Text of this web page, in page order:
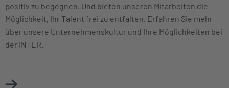
positiv zu begegnen. Und bieten unseren Mitarbeiten die
Möglichkeit, Ihr Talent frei zu entfalten. Erfahren Sie mehr
über unsere Unternehmenskultur und Ihre Möglichkeiten bei
der INTER.
Mehr über Die INTER als Arbeitgeber erfahren